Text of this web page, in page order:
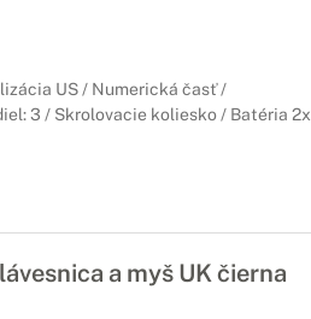
US / Numerická časť /
3 / Skrolovacie koliesko / Batéria 2x
a myš UK čierna